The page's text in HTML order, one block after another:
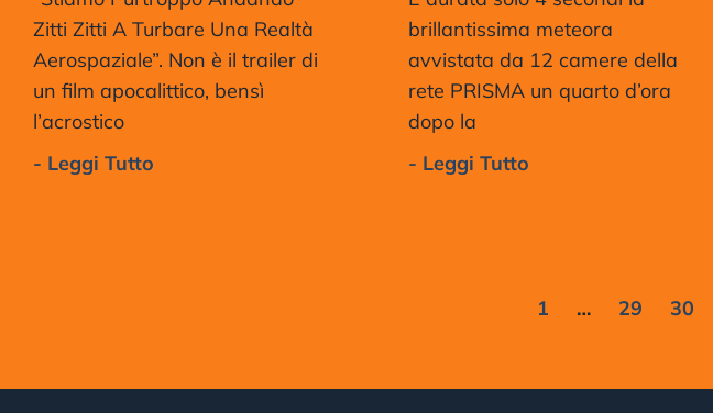
Zitti Zitti A Turbare Una Realtà
Aerospaziale”. Non è il trailer di
un film apocalittico, bensì
l’acrostico
- Leggi Tutto
brillantissima meteora
avvistata da 12 camere della
rete PRISMA un quarto d’ora
dopo la
- Leggi Tutto
1 … 29 30